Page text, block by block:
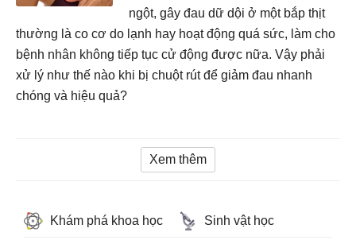
ngột, gây đau dữ dội ở một bắp thịt
thường là co cơ do lạnh hay hoạt động quá sức, làm cho
bệnh nhân không tiếp tục cử động được nữa. Vậy phải
xử lý như thế nào khi bị chuột rút để giảm đau nhanh
chóng và hiệu quả?
Xem thêm
Khám phá khoa học Sinh vật học